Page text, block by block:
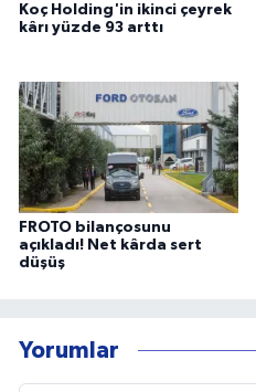
Koç Holding'in ikinci çeyrek
kârı yüzde 93 arttı
FROTO bilançosunu
açıkladı! Net kârda sert
düşüş
Yorumlar